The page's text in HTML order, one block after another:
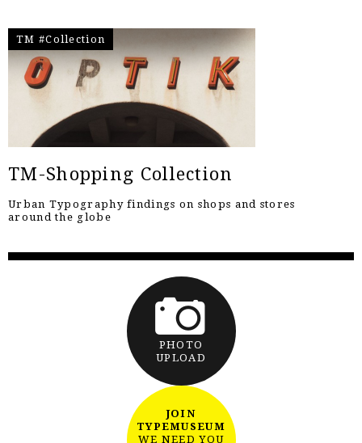
TM #Collection
TM-Shopping Collection
Urban Typography findings on shops and stores
around the globe
PHOTO
UPLOAD
JOIN
TYPEMUSEUM
WE NEED YOU